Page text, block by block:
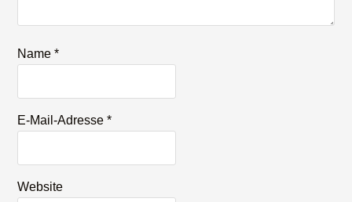
Name*
E-Mail-Adresse*
Website